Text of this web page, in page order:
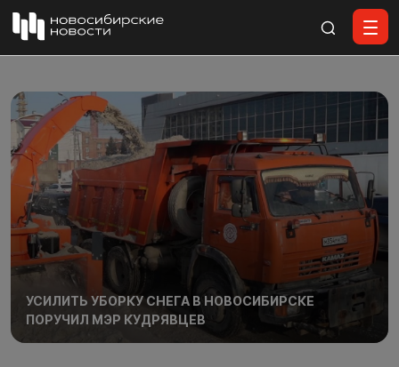
УСИЛИТЬ УБОРКУ СНЕГА В НОВОСИБИРСКЕ
ПОРУЧИЛ МЭР КУДРЯВЦЕВ